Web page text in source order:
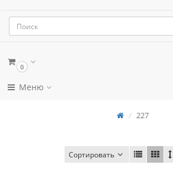
0
Меню
227
Сортировать